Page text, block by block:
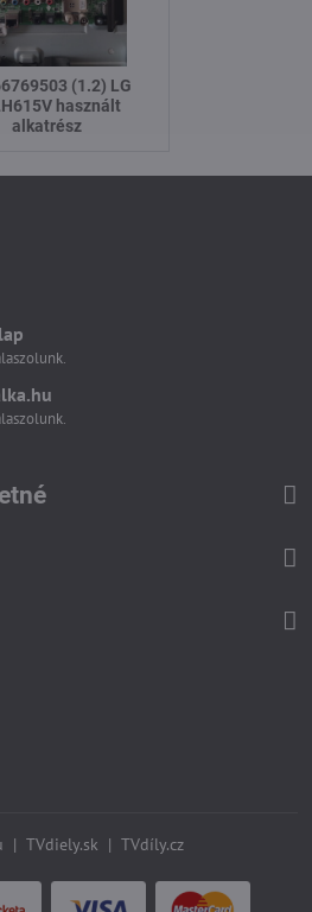
(1.2) LG
használt
alkatrész
| TVdiely.sk | TVdíly.cz